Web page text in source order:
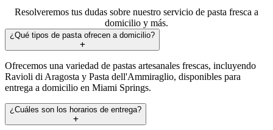
Resolveremos tus dudas sobre nuestro servicio de pasta fresca a
domicilio y más.
¿Qué tipos de pasta ofrecen a domicilio?
Ofrecemos una variedad de pastas artesanales frescas, incluyendo
Ravioli di Aragosta y Pasta dell'Ammiraglio, disponibles para
entrega a domicilio en Miami Springs.
¿Cuáles son los horarios de entrega?